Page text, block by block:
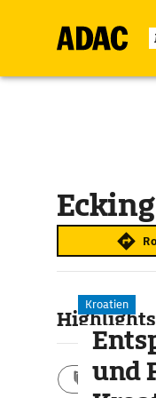
Ecking
Aktivitäten
Kroatien
und